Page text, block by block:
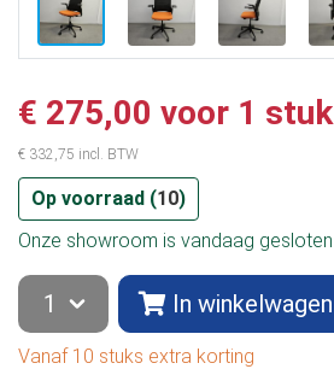
€ 275,00 voor 1 stuk
€ 332,75 incl. BTW
Op voorraad (10)
Onze showroom is vandaag gesloten
In winkelwagen
Vanaf 10 stuks extra korting